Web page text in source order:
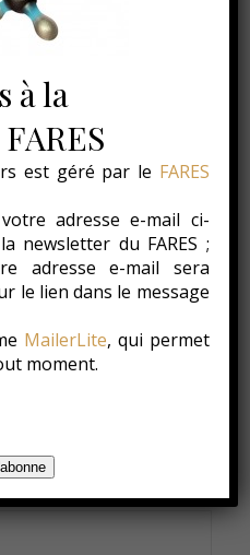
Aucun commentaire
pas publiée.
*
à la
est géré par le FARES
adresse e-mail ci-
newsletter du FARES ;
adresse e-mail sera
le lien dans le message
MailerLite, qui permet
moment.